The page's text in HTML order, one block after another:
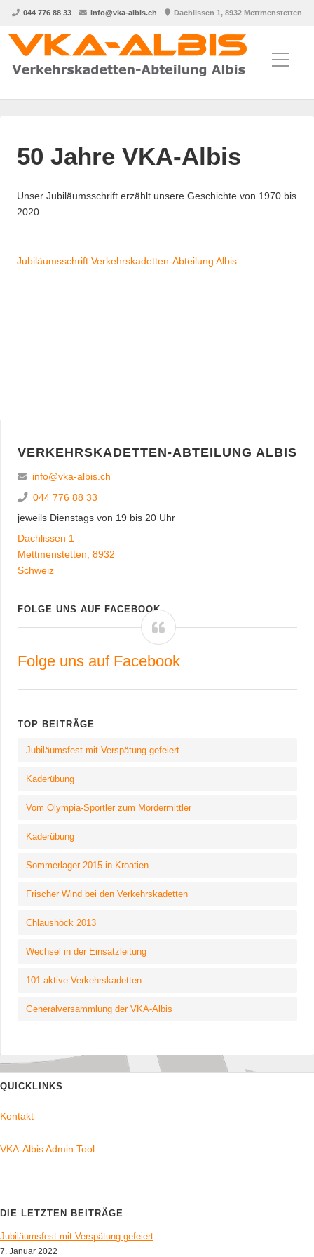
044 776 88 33 info@vka-albis.ch Dachlissen 1, 8932 Mettmenstetten
50 Jahre VKA-Albis
Unser Jubiläumsschrift erzählt unsere Geschichte von 1970 bis
2020
Jubiläumsschrift Verkehrskadetten-Abteilung Albis
VERKEHRSKADETTEN-ABTEILUNG ALBIS
info@vka-albis.ch
044 776 88 33
jeweils Dienstags von 19 bis 20 Uhr
Dachlissen 1
Mettmenstetten 8932
Schweiz
FOLGE UNS AUF FACEBOOK
Folge uns auf Facebook
TOP BEITRÄGE
Jubiläumsfest mit Verspätung gefeiert
Kaderübung
Vom Olympia-Sportler zum Mordermittler
Kaderübung
Sommerlager 2015 in Kroatien
Frischer Wind bei den Verkehrskadetten
Chlaushöck 2013
Wechsel in der Einsatzleitung
101 aktive Verkehrskadetten
Generalversammlung der VKA-Albis
QUICKLINKS
Kontakt
VKA-Albis Admin Tool
DIE LETZTEN BEITRÄGE
Jubiläumsfest mit Verspätung gefeiert
7. Januar 2022